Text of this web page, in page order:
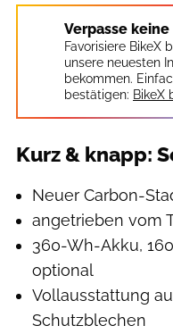
Verpasse
Favorisiere BikeX
unsere neuesten
bekommen.
bestätigen: BikeX
Kurz & knapp:
Neuer Carbon-
angetrieben vom
360-Wh-Akku,
optional
Vollausstattung
Schutzblechen